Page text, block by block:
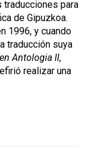
traducciones para
de Gipuzkoa.
1996, y cuando
traducción suya
Antologia II,
realizar una